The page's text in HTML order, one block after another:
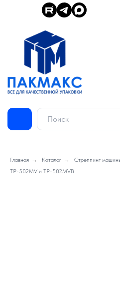
Главная → Каталог → Стреппинг
TP-502MV и TP-502MVB